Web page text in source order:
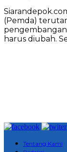
(Pemda)
pengembangan
harus diubah.
Tentang Kami